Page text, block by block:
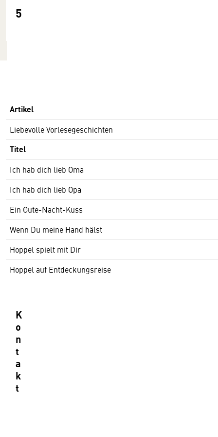
5
Artikel
Liebevolle Vorlesegeschichten
Titel
Ich hab dich lieb Oma
Ich hab dich lieb Opa
Ein Gute-Nacht-Kuss
Wenn Du meine Hand hälst
Hoppel spielt mit Dir
Hoppel auf Entdeckungsreise
K
o
n
t
a
k
t